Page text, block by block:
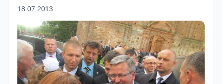
18.07.2013